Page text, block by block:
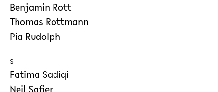
Benjamin Rott
Thomas Rottmann
Pia Rudolph
S
Fatima Sadiqi
Neil Safier